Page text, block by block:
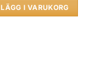
LÄGG I VARUKORG